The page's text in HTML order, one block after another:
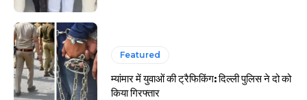
Featured
म्यांमार में युवाओं की ट्रैफिकिंग: दिल्ली पुलिस ने दो को
किया गिरफ्तार